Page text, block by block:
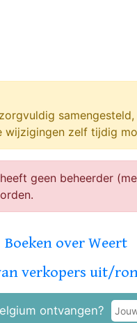
wijzigingen zelf tijdig
geen beheerder
Boeken over Weert
verkopers uit/
ontvangen?